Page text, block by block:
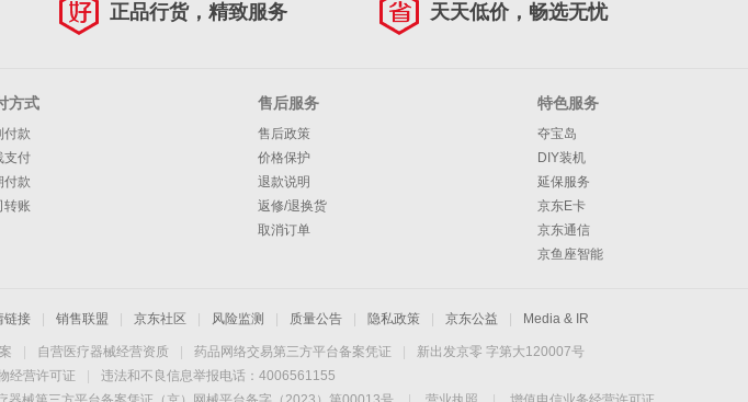
正品行货，精致服务 天天低价，畅选无忧
方式
付款
支付
付款
转账
售后服务
售后政策
价格保护
退款说明
返修/退换货
取消订单
特色服务
夺宝岛
DIY装机
延保服务
京东E卡
京东通信
京鱼座智能
链接 销售联盟 京东社区 风险监测 质量公告 隐私政策 京东公益 Media & IR
自营医疗器械经营资质 药品网络交易第三方平台备案凭证
新出发京零 字第大120007号
经营许可证
违法和不良信息举报电话：4006561155